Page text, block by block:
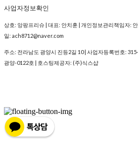
사업자정보확인
상호: 앙팡프리슈 | 대표: 안치훈 | 개인정보관리책임자:
일: ach8712@naver.com
주소: 전라남도 광양시 진등2길 10 | 사업자등록번호:
광양-0122호 | 호스팅제공자: (주)식스샵